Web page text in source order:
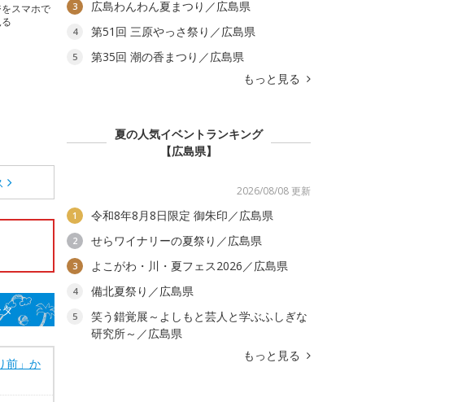
スマホで
前」か
3 広島わんわん夏まつり／広島県
4 第51回 三原やっさ祭り／広島県
5
第35回 潮の香まつり／広島県
もっと見る
夏の人気イベントランキング
【広島県】
2026/08/08 更新
1 令和8年8月8日限定 御朱印／広島県
2 せらワイナリーの夏祭り／広島県
3 よこがわ・川・夏フェス2026／広島県
4 備北夏祭り／広島県
5
笑う錯覚展～よしもと芸人と学ぶふしぎな
研究所～／広島県
もっと見る